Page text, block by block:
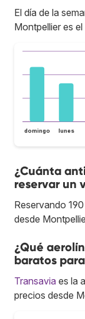
El día de la
Montpellier es
domingo lunes
¿Cuánta
reservar un
Reservando
desde
¿Qué
baratos
Transavia es la
precios desde